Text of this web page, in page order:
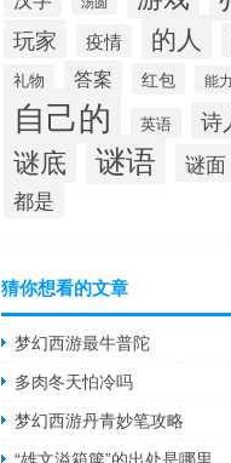
玩家 疫情 的人
礼物 答案 红包 能力
自己的 英语 诗
谜底 谜语 谜面
都是
猜你想看的文章
梦幻西游最牛普陀
多肉冬天怕冷吗
梦幻西游丹青妙笔攻略